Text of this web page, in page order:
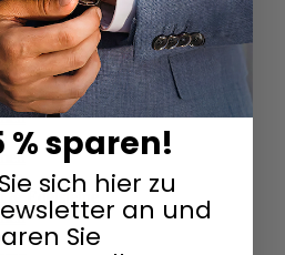
& Edelsteine
% sparen!
sich hier zu
an und
Sie